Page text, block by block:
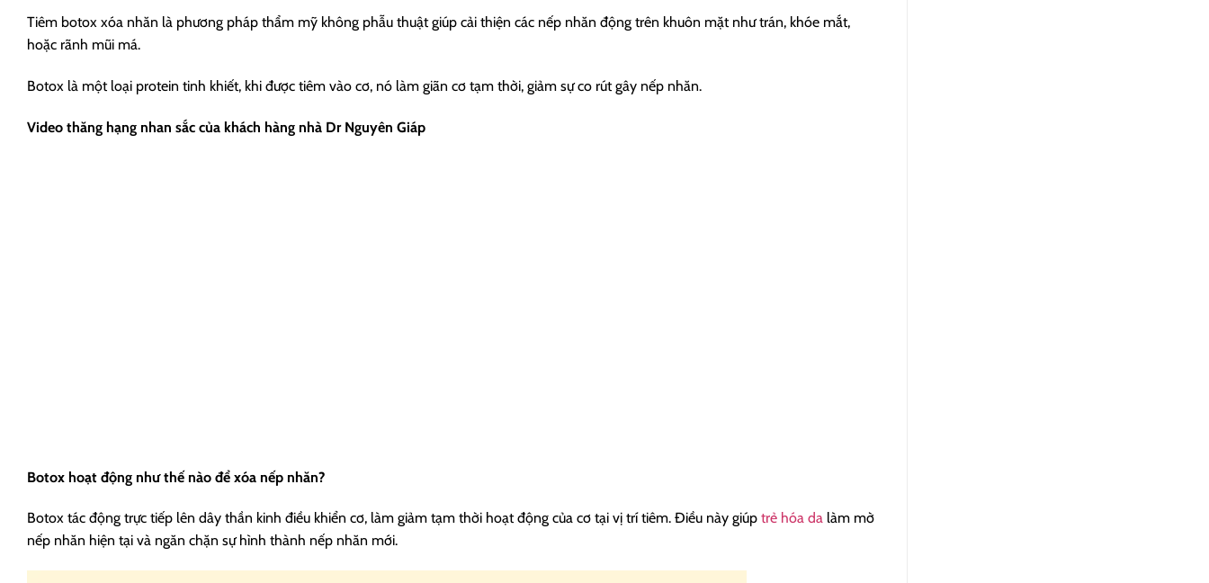
Tiêm botox xóa nhăn là phương pháp thẩm mỹ không phẫu thuật giúp cải thiện các nếp nhăn động trên khuôn mặt như trán, khóe mắt,
hoặc rãnh mũi má.
Botox là một loại protein tinh khiết, khi được tiêm vào cơ, nó làm giãn cơ tạm thời, giảm sự co rút gây nếp nhăn.
Video thăng hạng nhan sắc của khách hàng nhà Dr Nguyên Giáp
Botox hoạt động như thế nào để xóa nếp nhăn?
Botox tác động trực tiếp lên dây thần kinh điều khiển cơ, làm giảm tạm thời hoạt động của cơ tại vị trí tiêm. Điều này giúp trẻ hóa da làm mờ
nếp nhăn hiện tại và ngăn chặn sự hình thành nếp nhăn mới.